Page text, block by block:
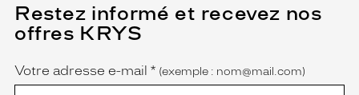
Restez informé et recevez nos
offres KRYS
Name
Votre adresse e-mail *
(Ce
champ
est
obligatoire)
(exemple : nom@mail.com)